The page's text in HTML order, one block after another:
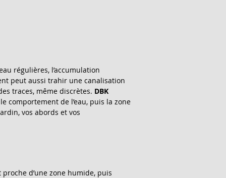
régulières, l’accumulation
peut aussi trahir une canalisation
traces, même discrètes. DBK
comportement de l’eau, puis la zone
vos abords et vos
d’une zone humide, puis